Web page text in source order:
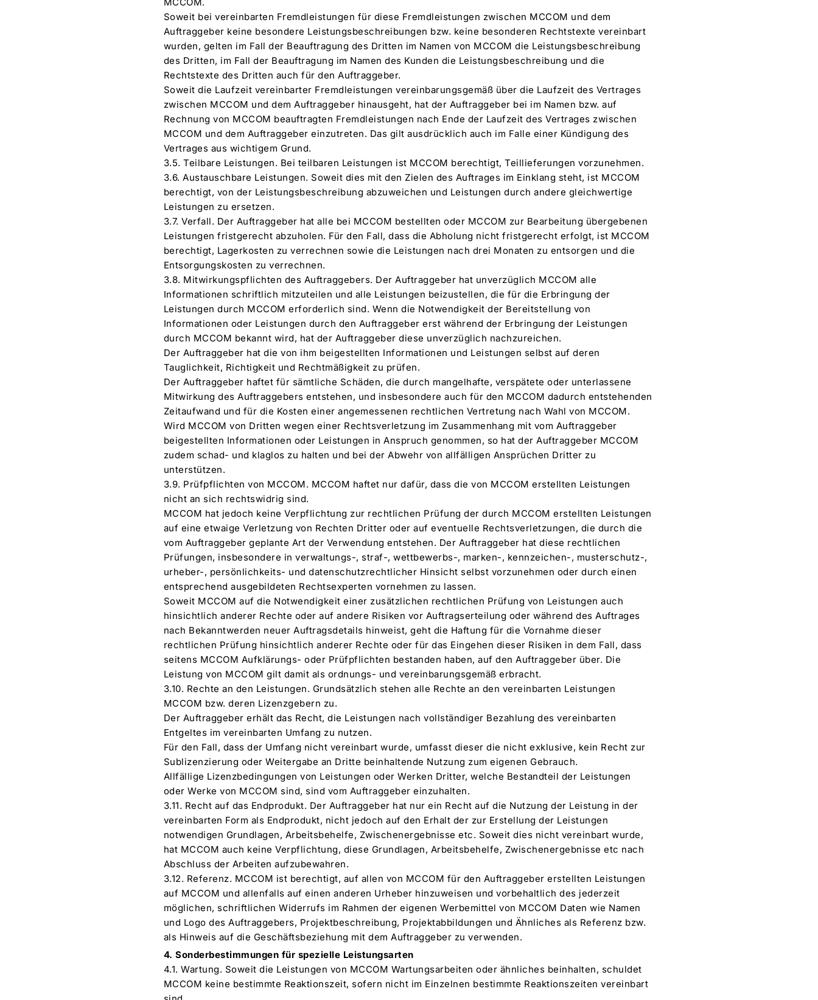
Soweit bei vereinbarten Fremdleistungen für diese Fremdleistungen zwischen MCCOM und dem
Auftraggeber keine besondere Leistungsbeschreibungen bzw. keine besonderen Rechtstexte vereinbart
wurden, gelten im Fall der Beauftragung des Dritten im Namen von MCCOM die Leistungsbeschreibung
des Dritten, im Fall der Beauftragung im Namen des Kunden die Leistungsbeschreibung und die
Rechtstexte des Dritten auch für den Auftraggeber.
Soweit die Laufzeit vereinbarter Fremdleistungen vereinbarungsgemäß über die Laufzeit des Vertrages
zwischen MCCOM und dem Auftraggeber hinausgeht, hat der Auftraggeber bei im Namen bzw. auf
Rechnung von MCCOM beauftragten Fremdleistungen nach Ende der Laufzeit des Vertrages zwischen
MCCOM und dem Auftraggeber einzutreten. Das gilt ausdrücklich auch im Falle einer Kündigung des
Vertrages aus wichtigem Grund.
3.5. Teilbare Leistungen. Bei teilbaren Leistungen ist MCCOM berechtigt, Teillieferungen vorzunehmen.
3.6. Austauschbare Leistungen. Soweit dies mit den Zielen des Auftrages im Einklang steht, ist MCCOM
berechtigt, von der Leistungsbeschreibung abzuweichen und Leistungen durch andere gleichwertige
Leistungen zu ersetzen.
3.7. Verfall. Der Auftraggeber hat alle bei MCCOM bestellten oder MCCOM zur Bearbeitung übergebenen
Leistungen fristgerecht abzuholen. Für den Fall, dass die Abholung nicht fristgerecht erfolgt, ist MCCOM
berechtigt, Lagerkosten zu verrechnen sowie die Leistungen nach drei Monaten zu entsorgen und die
Entsorgungskosten zu verrechnen.
3.8. Mitwirkungspflichten des Auftraggebers. Der Auftraggeber hat unverzüglich MCCOM alle
Informationen schriftlich mitzuteilen und alle Leistungen beizustellen, die für die Erbringung der
Leistungen durch MCCOM erforderlich sind. Wenn die Notwendigkeit der Bereitstellung von
Informationen oder Leistungen durch den Auftraggeber erst während der Erbringung der Leistungen
durch MCCOM bekannt wird, hat der Auftraggeber diese unverzüglich nachzureichen.
Der Auftraggeber hat die von ihm beigestellten Informationen und Leistungen selbst auf deren
Tauglichkeit, Richtigkeit und Rechtmäßigkeit zu prüfen.
Der Auftraggeber haftet für sämtliche Schäden, die durch mangelhafte, verspätete oder unterlassene
Mitwirkung des Auftraggebers entstehen, und insbesondere auch für den MCCOM dadurch entstehenden
Zeitaufwand und für die Kosten einer angemessenen rechtlichen Vertretung nach Wahl von MCCOM.
Wird MCCOM von Dritten wegen einer Rechtsverletzung im Zusammenhang mit vom Auftraggeber
beigestellten Informationen oder Leistungen in Anspruch genommen, so hat der Auftraggeber MCCOM
zudem schad- und klaglos zu halten und bei der Abwehr von allfälligen Ansprüchen Dritter zu
unterstützen.
3.9. Prüfpflichten von MCCOM. MCCOM haftet nur dafür, dass die von MCCOM erstellten Leistungen
nicht an sich rechtswidrig sind.
MCCOM hat jedoch keine Verpflichtung zur rechtlichen Prüfung der durch MCCOM erstellten Leistungen
auf eine etwaige Verletzung von Rechten Dritter oder auf eventuelle Rechtsverletzungen, die durch die
vom Auftraggeber geplante Art der Verwendung entstehen. Der Auftraggeber hat diese rechtlichen
Prüfungen, insbesondere in verwaltungs-, straf-, wettbewerbs-, marken-, kennzeichen-, musterschutz-,
urheber-, persönlichkeits- und datenschutzrechtlicher Hinsicht selbst vorzunehmen oder durch einen
entsprechend ausgebildeten Rechtsexperten vornehmen zu lassen.
Soweit MCCOM auf die Notwendigkeit einer zusätzlichen rechtlichen Prüfung von Leistungen auch
hinsichtlich anderer Rechte oder auf andere Risiken vor Auftragserteilung oder während des Auftrages
nach Bekanntwerden neuer Auftragsdetails hinweist, geht die Haftung für die Vornahme dieser
rechtlichen Prüfung hinsichtlich anderer Rechte oder für das Eingehen dieser Risiken in dem Fall, dass
seitens MCCOM Aufklärungs- oder Prüfpflichten bestanden haben, auf den Auftraggeber über. Die
Leistung von MCCOM gilt damit als ordnungs- und vereinbarungsgemäß erbracht.
3.10. Rechte an den Leistungen. Grundsätzlich stehen alle Rechte an den vereinbarten Leistungen
MCCOM bzw. deren Lizenzgebern zu.
Der Auftraggeber erhält das Recht, die Leistungen nach vollständiger Bezahlung des vereinbarten
Entgeltes im vereinbarten Umfang zu nutzen.
Für den Fall, dass der Umfang nicht vereinbart wurde, umfasst dieser die nicht exklusive, kein Recht zur
Sublizenzierung oder Weitergabe an Dritte beinhaltende Nutzung zum eigenen Gebrauch.
Allfällige Lizenzbedingungen von Leistungen oder Werken Dritter, welche Bestandteil der Leistungen
oder Werke von MCCOM sind, sind vom Auftraggeber einzuhalten.
3.11. Recht auf das Endprodukt. Der Auftraggeber hat nur ein Recht auf die Nutzung der Leistung in der
vereinbarten Form als Endprodukt, nicht jedoch auf den Erhalt der zur Erstellung der Leistungen
notwendigen Grundlagen, Arbeitsbehelfe, Zwischenergebnisse etc. Soweit dies nicht vereinbart wurde,
hat MCCOM auch keine Verpflichtung, diese Grundlagen, Arbeitsbehelfe, Zwischenergebnisse etc nach
Abschluss der Arbeiten aufzubewahren.
3.12. Referenz. MCCOM ist berechtigt, auf allen von MCCOM für den Auftraggeber erstellten Leistungen
auf MCCOM und allenfalls auf einen anderen Urheber hinzuweisen und vorbehaltlich des jederzeit
möglichen, schriftlichen Widerrufs im Rahmen der eigenen Werbemittel von MCCOM Daten wie Namen
und Logo des Auftraggebers, Projektbeschreibung, Projektabbildungen und Ähnliches als Referenz bzw.
als Hinweis auf die Geschäftsbeziehung mit dem Auftraggeber zu verwenden.
4. Sonderbestimmungen für spezielle Leistungsarten
4.1. Wartung. Soweit die Leistungen von MCCOM Wartungsarbeiten oder ähnliches beinhalten, schuldet
MCCOM keine bestimmte Reaktionszeit, sofern nicht im Einzelnen bestimmte Reaktionszeiten vereinbart